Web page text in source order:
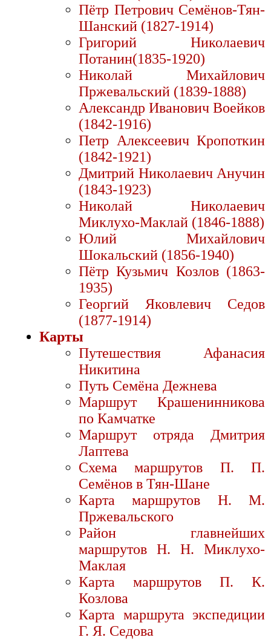
Пётр Петрович Семёнов-Тян-
Шанский (1827-1914)
Григорий Николаевич
Потанин(1835-1920)
Николай Михайлович
Пржевальский (1839-1888)
Александр Иванович Воейков
(1842-1916)
Петр Алексеевич Кропоткин
(1842-1921)
Дмитрий Николаевич Анучин
(1843-1923)
Николай Николаевич
Миклухо-Маклай (1846-1888)
Юлий Михайлович
Шокальский (1856-1940)
Пётр Кузьмич Козлов (1863-
1935)
Георгий Яковлевич Седов
(1877-1914)
Карты
Путешествия Афанасия
Никитина
Путь Семёна Дежнева
Маршрут Крашенинникова
по Камчатке
Маршрут отряда Дмитрия
Лаптева
Схема маршрутов П. П.
Семёнов в Тян-Шане
Карта маршрутов Н. М.
Пржевальского
Район главнейших
маршрутов Н. Н. Миклухо-
Маклая
Карта маршрутов П. К.
Козлова
Карта маршрута экспедиции
Г. Я. Седова